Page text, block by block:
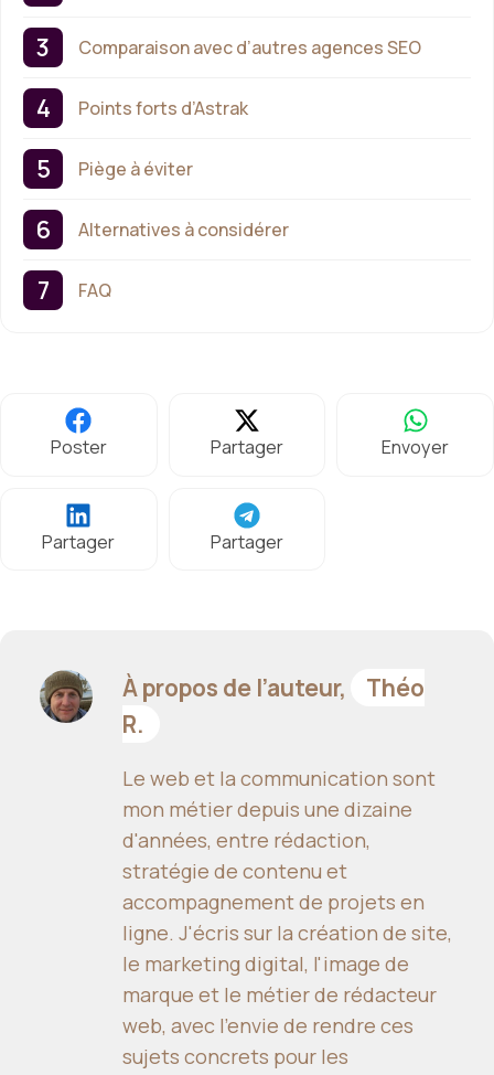
Comparaison avec d’autres agences SEO
Points forts d’Astrak
Piège à éviter
Alternatives à considérer
FAQ
Poster Partager Envoyer
Partager Partager
À propos de l’auteur,
Théo
R.
Le web et la communication sont
mon métier depuis une dizaine
d'années, entre rédaction,
stratégie de contenu et
accompagnement de projets en
ligne. J'écris sur la création de site,
le marketing digital, l'image de
marque et le métier de rédacteur
web, avec l'envie de rendre ces
sujets concrets pour les